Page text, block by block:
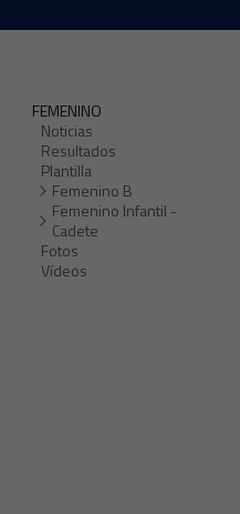
FEMENINO
Noticias
Resultados
Plantilla
Femenino B
Femenino Infantil -
Cadete
Fotos
Vídeos